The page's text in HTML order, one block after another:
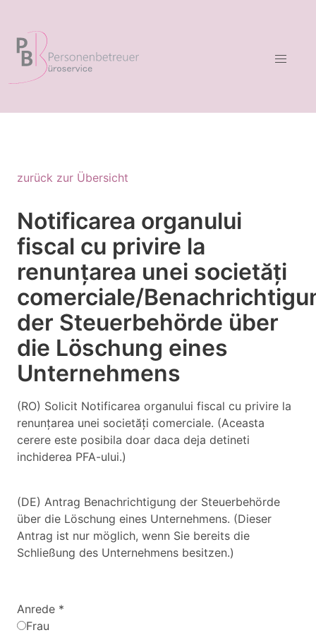
zurück zur Übersicht
Notificarea organului
fiscal cu privire la
renunțarea unei societăți
comerciale/
der Steuerbehörde über
die Löschung eines
Unternehmens
(RO) Solicit Notificarea organului fiscal cu privire la
renunțarea unei societăți comerciale. (Aceasta
cerere este posibila doar daca deja detineti
inchiderea PFA-ului.)
(DE) Antrag Benachrichtigung der Steuerbehörde
über die Löschung eines Unternehmens. (Dieser
Antrag ist nur möglich, wenn Sie bereits die
Schließung des Unternehmens besitzen.)
Anrede *
Frau